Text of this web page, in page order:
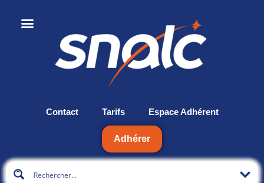
Contact Tarifs Espace Adhérent
Adhérer